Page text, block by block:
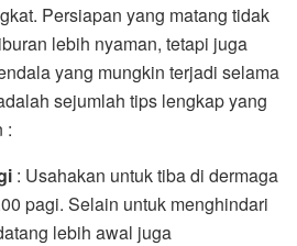
Persiapan yang matang tidak
lebih nyaman, tetapi juga
yang mungkin terjadi selama
sejumlah tips lengkap yang
:
: Usahakan untuk tiba di dermaga
pagi. Selain untuk menghindari
lebih awal juga